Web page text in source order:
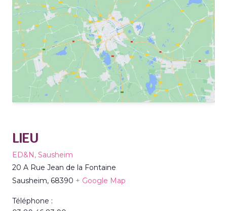
LIEU
ED&N, Sausheim
20 A Rue Jean de la Fontaine
Sausheim, 68390 + Google Map
Téléphone :